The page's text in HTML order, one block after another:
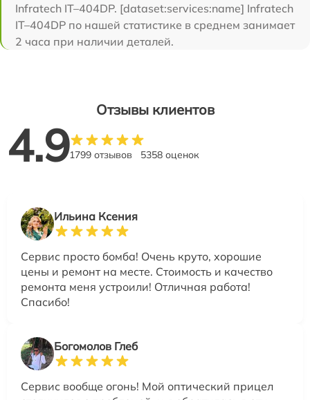
Infratech IT–404DP. [dataset:services:name] Infratech
IT–404DP по нашей статистике в среднем занимает
2 часа при наличии деталей.
Отзывы клиентов
4.91799 отзывов 5358 оценок
Ильина Ксения
Сервис просто бомба! Очень круто, хорошие
цены и ремонт на месте. Стоимость и качество
ремонта меня устроили! Отличная работа!
Спасибо!
Богомолов Глеб
Сервис вообще огонь! Мой оптический прицел